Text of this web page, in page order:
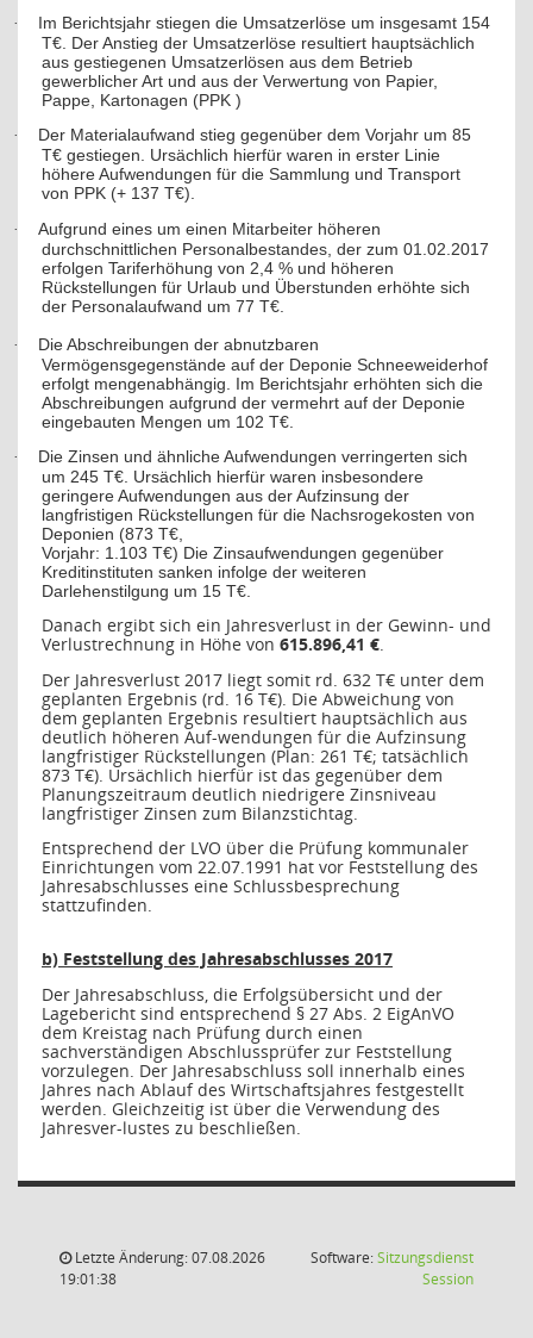
·
Im Berichtsjahr stiegen die Umsatzerlöse um insgesamt 154
T€. Der Anstieg der Umsatzerlöse resultiert hauptsächlich
aus gestiegenen Umsatzerlösen aus dem Betrieb
gewerblicher Art und aus der Verwertung von Papier,
Pappe, Kartonagen (PPK )
·
Der Materialaufwand stieg gegenüber dem Vorjahr um 85
T€ gestiegen. Ursächlich hierfür waren in erster Linie
höhere Aufwendungen für die Sammlung und Transport
von PPK (+ 137 T€).
·
Aufgrund eines um einen Mitarbeiter höheren
durchschnittlichen Personalbestandes, der zum 01.02.2017
erfolgen Tariferhöhung von 2,4 % und höheren
Rückstellungen für Urlaub und Überstunden erhöhte sich
der Personalaufwand um 77 T€.
·
Die Abschreibungen der abnutzbaren
Vermögensgegenstände auf der Deponie Schneeweiderhof
erfolgt mengenabhängig. Im Berichtsjahr erhöhten sich die
Abschreibungen aufgrund der vermehrt auf der Deponie
eingebauten Mengen um 102 T€.
·
Die Zinsen und ähnliche Aufwendungen verringerten sich
um 245 T€. Ursächlich hierfür waren insbesondere
geringere Aufwendungen aus der Aufzinsung der
langfristigen Rückstellungen für die Nachsrogekosten von
Deponien (873 T€,
Vorjahr: 1.103 T€) Die Zinsaufwendungen gegenüber
Kreditinstituten sanken infolge der weiteren
Darlehenstilgung um 15 T€.
Danach ergibt sich ein Jahresverlust in der Gewinn- und
Verlustrechnung in Höhe von 615.896,41 €.
Der Jahresverlust 2017 liegt somit rd. 632 T€ unter dem
geplanten Ergebnis (rd. 16 T€). Die Abweichung von
dem geplanten Ergebnis resultiert hauptsächlich aus
deutlich höheren Auf-wendungen für die Aufzinsung
langfristiger Rückstellungen (Plan: 261 T€; tatsächlich
873 T€). Ursächlich hierfür ist das gegenüber dem
Planungszeitraum deutlich niedrigere Zinsniveau
langfristiger Zinsen zum Bilanzstichtag.
Entsprechend der LVO über die Prüfung kommunaler
Einrichtungen vom 22.07.1991 hat vor Feststellung des
Jahresabschlusses eine Schlussbesprechung
stattzufinden.
b) Feststellung des Jahresabschlusses 2017
Der Jahresabschluss, die Erfolgsübersicht und der
Lagebericht sind entsprechend § 27 Abs. 2 EigAnVO
dem Kreistag nach Prüfung durch einen
sachverständigen Abschlussprüfer zur Feststellung
vorzulegen. Der Jahresabschluss soll innerhalb eines
Jahres nach Ablauf des Wirtschaftsjahres festgestellt
werden. Gleichzeitig ist über die Verwendung des
Jahresver-lustes zu beschließen.
Letzte Änderung: 07.08.2026
19:01:38
Software:Sitzungsdienst
Session(Wird in